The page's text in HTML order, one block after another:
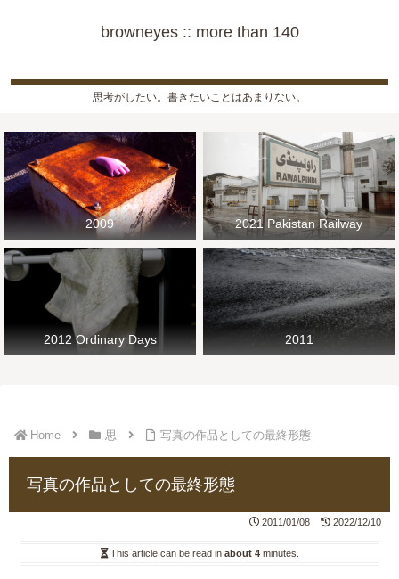
browneyes :: more than 140
思考がしたい。書きたいことはあまりない。
2009 2021 Pakistan Railway
2012 Ordinary Days 2011
Home 思 写真の作品としての最終形態
写真の作品としての最終形態
2011/01/08 2022/12/10
This article can be read in about 4minutes.